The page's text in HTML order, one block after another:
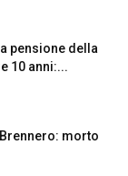
pensione della
10 anni:...
morto